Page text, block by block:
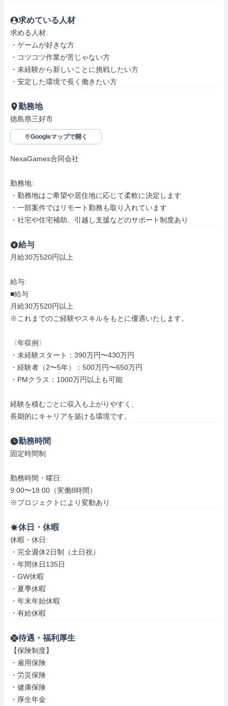
求めている人材
求める人材:
・ゲームが好きな方
・コツコツ作業が苦じゃない方
・未経験から新しいことに挑戦したい方
・安定した環境で長く働きたい方
勤務地
徳島県三好市
Googleマップで開く
NexaGames合同会社
勤務地:
・勤務地はご希望や居住地に応じて柔軟に決定します
・一部案件ではリモート勤務も取り入れています
・社宅や住宅補助、引越し支援などのサポート制度あり
給与
月給30万520円以上
給与:
■給与
月給30万520円以上
※これまでのご経験やスキルをもとに優遇いたします。
〈年収例〉
・未経験スタート：390万円〜430万円
・経験者（2〜5年）：500万円〜650万円
・PMクラス：1000万円以上も可能
経験を積むごとに収入も上がりやすく、
長期的にキャリアを築ける環境です。
勤務時間
固定時間制
勤務時間・曜日:
9:00〜18:00（実働8時間）
※プロジェクトにより変動あり
休日・休暇
休暇・休日:
・完全週休2日制（土日祝）
・年間休日135日
・GW休暇
・夏季休暇
・年末年始休暇
・有給休暇
待遇・福利厚生
【保険制度】
・雇用保険
・労災保険
・健康保険
・厚生年金